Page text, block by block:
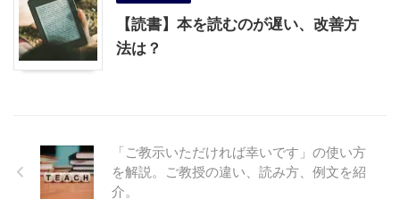
【読書】本を読むのが遅い、改善方
法は？
「ご教示いただければ幸いです」の使い方
を解説。ご教授の違い、読み方、例文を紹
介。